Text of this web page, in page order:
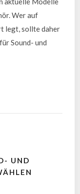
Wer auf
legt, sollte daher
Sound- und
UND